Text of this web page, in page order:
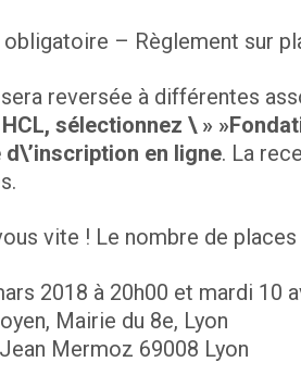
– Règlement sur
reversée à différentes
sélectionnez \ » »
en ligne. La
.
vite ! Le nombre de
2018 à 20h00 et mardi 10
Mairie du 8e, Lyon
Mermoz 69008 Lyon